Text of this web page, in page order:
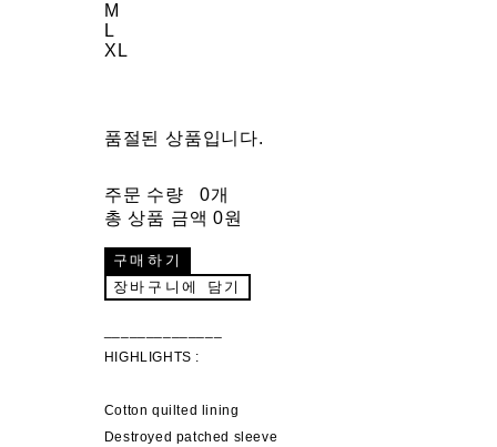
M
L
XL
품절된 상품입니다.
주문 수량
0개
총 상품 금액 0원
구매하기
장바구니에 담기
HIGHLIGHTS :
Cotton quilted lining
Destroyed patched sleeve